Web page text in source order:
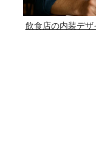
飲食店の内装デ